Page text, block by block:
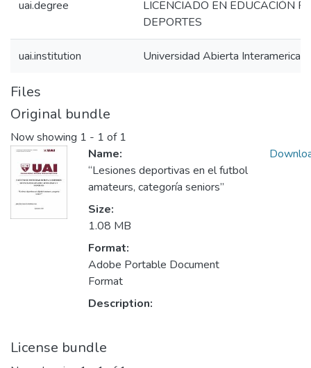
uai.degree
LICENCIADO EN EDUCACIÓN
DEPORTES
uai.institution Universidad Abierta Interamericana
Files
Original bundle
Now showing 1 - 1 of 1
Name:
“Lesiones deportivas en el futbol
amateurs, categoría seniors”
Size:
1.08 MB
Format:
Adobe Portable Document
Format
Description:
License bundle